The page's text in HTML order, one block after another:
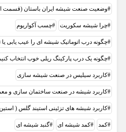
وضعیت صنعت شیشه ایران باستان (قسمت
چرا شیشه سکوریت چسب آکواریوم
چگونه درب اتوماتیک شیشه ای را عیب یابی یا
چگونه یک درب پارکینگ ریلی خوب انتخاب کنیم؟
کاربرد سیلیس در صنعت شيشه سازی
کاربرد شیشه در صنعت ساختمان سازی و
کاربرد شیشه های تزئینی استیند گلس ( استین
کمد کمد شیشه ای گنبد شیشه ای